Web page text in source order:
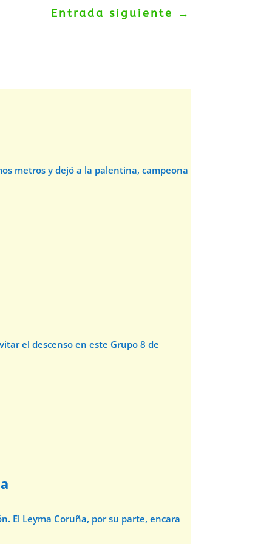
Entrada siguiente →
metros y dejó a la palentina, campeona
el descenso en este Grupo 8 de
El Leyma Coruña, por su parte, encara